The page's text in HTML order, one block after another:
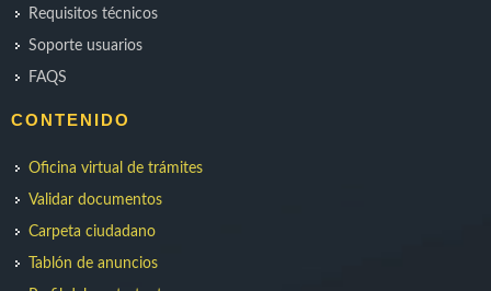
Requisitos técnicos
Soporte usuarios
FAQS
CONTENIDO
Oficina virtual de trámites
Validar documentos
Carpeta ciudadano
Tablón de anuncios